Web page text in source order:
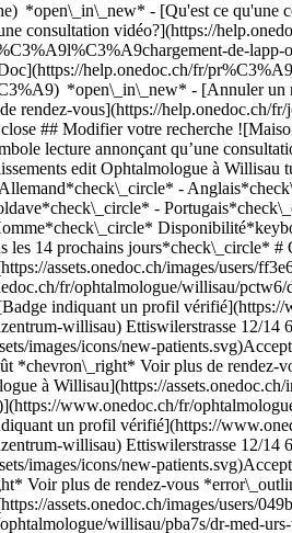
*open\_in\_new* - [Qu'est ce qu'une
consultation vidéo?](https://
de-
help.onedoc.ch/fr/